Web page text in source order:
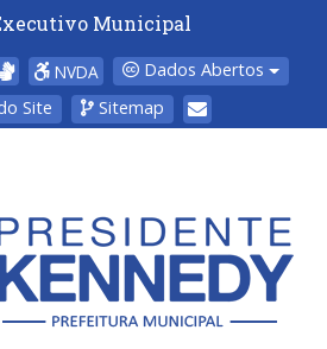
Municipal
NVDA
Dados Abertos
Site
Sitemap